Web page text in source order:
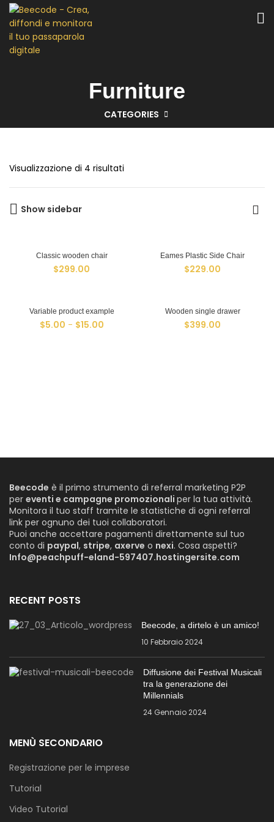
Furniture
CATEGORIES
Visualizzazione di 4 risultati
Show sidebar
Classic wooden chair
$299.00
Eames Plastic Side Chair
$229.00
Variable product example
$5.00 - $15.00Fascia
Wooden single drawer
$399.00
Beecode è il primo strumento di referral marketing P2P
per eventi e campagne promozionali per la tua attività.
Monitora il tuo staff tramite le statistiche di ogni referral
link per ognuno dei tuoi collaboratori.
Puoi anche accettare pagamenti direttamente sul tuo
conto di paypal, stripe, axerve o nexi. Cosa aspetti?
Info@peachpuff-eland-597407.hostingersite.com
RECENT POSTS
Beecode, a dirtelo è un amico!
10 Febbraio 2024
Diffusione dei Festival Musicali
tra la generazione dei
Millennials
24 Gennaio 2024
MENÙ SECONDARIO
Registrazione per le imprese
Tutorial
Video Tutorial